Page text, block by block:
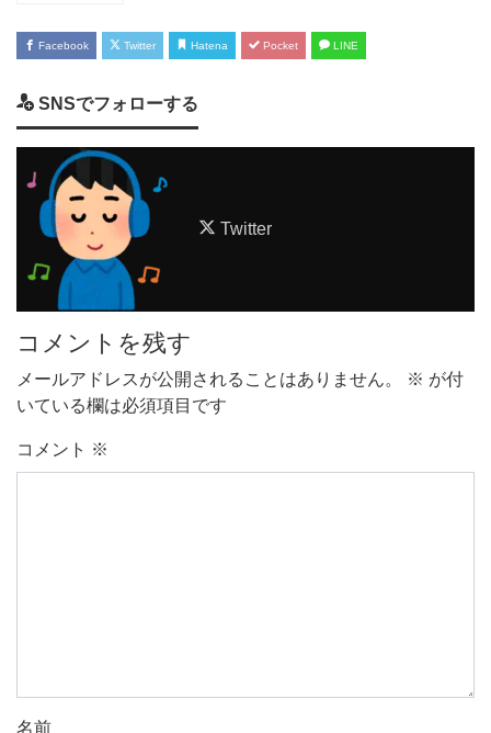
Facebook Twitter Hatena Pocket LINE
SNSでフォローする
Twitter
コメントを残す
メールアドレスが公開されることはありません。 ※ が付
いている欄は必須項目です
コメント ※
名前